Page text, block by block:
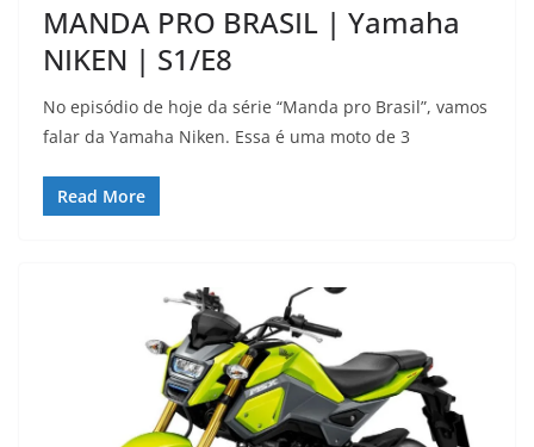
MANDA PRO BRASIL | Yamaha
NIKEN | S1/E8
No episódio de hoje da série “Manda pro Brasil”, vamos
falar da Yamaha Niken. Essa é uma moto de 3
Read More